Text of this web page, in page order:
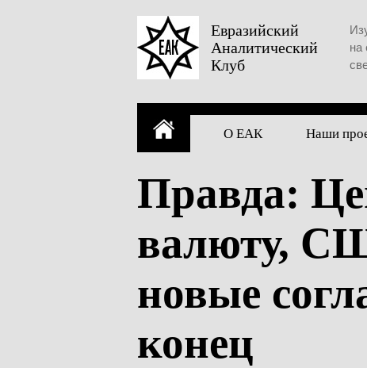
Евразийский
Аналитический
Клуб
на
О ЕАК Наши
Правда:
валюту,
новые
конец